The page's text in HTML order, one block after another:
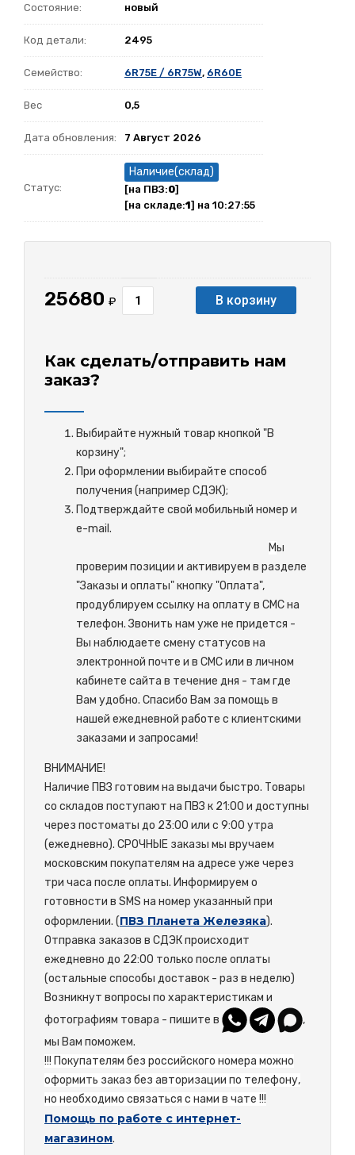
Состояние: новый
Код детали: 2495
Семейство: 6R75E / 6R75W, 6R60E
Вес 0,5
Дата обновления: 7 Август 2026
Статус:
Наличие(склад)
[на ПВЗ:0]
[на складе:1] на 10:27:55
25680 ₽ В корзину
Как сделать/отправить нам
заказ?
Выбирайте нужный товар кнопкой "В
корзину";
При оформлении выбирайте способ
получения (например СДЭК);
Подтверждайте свой мобильный номер и
e-mail.
Мы
проверим позиции и активируем в разделе
"Заказы и оплаты" кнопку "Оплата",
продублируем ссылку на оплату в СМС на
телефон. Звонить нам уже не придется -
Вы наблюдаете смену статусов на
электронной почте и в СМС или в личном
кабинете сайта в течение дня - там где
Вам удобно. Спасибо Вам за помощь в
нашей ежедневной работе с клиентскими
заказами и запросами!
ВНИМАНИЕ!
Наличие ПВЗ готовим на выдачи быстро. Товары
со складов поступают на ПВЗ к 21:00 и доступны
через постоматы до 23:00 или с 9:00 утра
(ежедневно). СРОЧНЫЕ заказы мы вручаем
московским покупателям на адресе уже через
три часа после оплаты. Информируем о
готовности в SMS на номер указанный при
оформлении. (ПВЗ Планета Железяка).
Отправка заказов в СДЭК происходит
ежедневно до 22:00 только после оплаты
(остальные способы доставок - раз в неделю)
Возникнут вопросы по характеристикам и
фотографиям товара - пишите в
,
мы Вам поможем.
!!! Покупателям без российского номера можно
оформить заказ без авторизации по телефону,
но необходимо связаться с нами в чате !!!
Помощь по работе с интернет-
магазином.